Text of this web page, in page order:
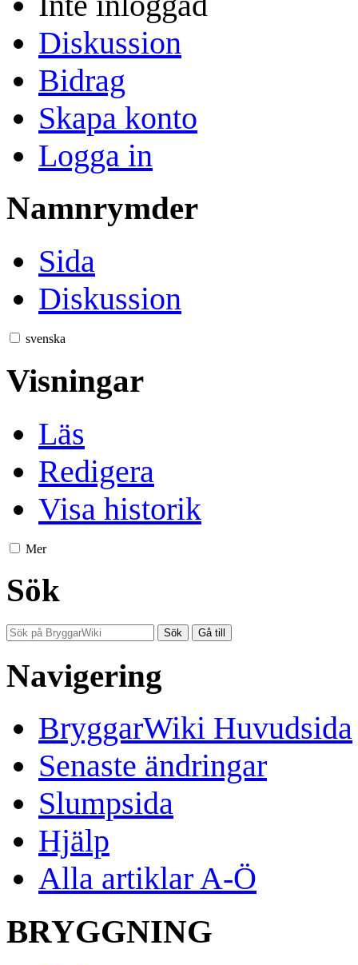
Diskussion
Bidrag
Skapa konto
Logga in
Namnrymder
Sida
Diskussion
svenska
Visningar
Läs
Redigera
Visa historik
Mer
Sök
Navigering
BryggarWiki Huvudsida
Senaste ändringar
Slumpsida
Hjälp
Alla artiklar A-Ö
BRYGGNING